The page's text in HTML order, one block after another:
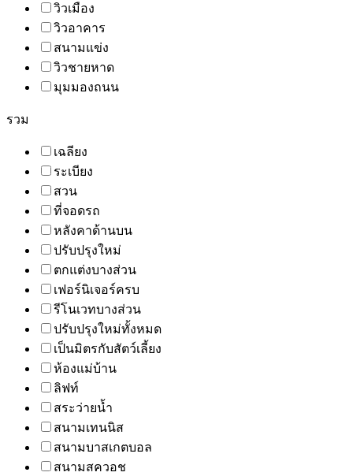
วิวเมือง
วิวอาคาร
สนามแข่ง
วิวชายหาด
มุมมองถนน
รวม
เฉลียง
ระเบียง
สวน
ที่จอดรถ
หลังคาด้านบน
ปรับปรุงใหม่
ตกแต่งบางส่วน
เฟอร์นิเจอร์ครบ
รีโนเวทบางส่วน
ปรับปรุงใหม่ทั้งหมด
เป็นมิตรกับสัตว์เลี้ยง
ห้องแม่บ้าน
ลิฟท์
สระว่ายน้ำ
สนามเทนนิส
สนามบาสเกตบอล
สนามสควอช